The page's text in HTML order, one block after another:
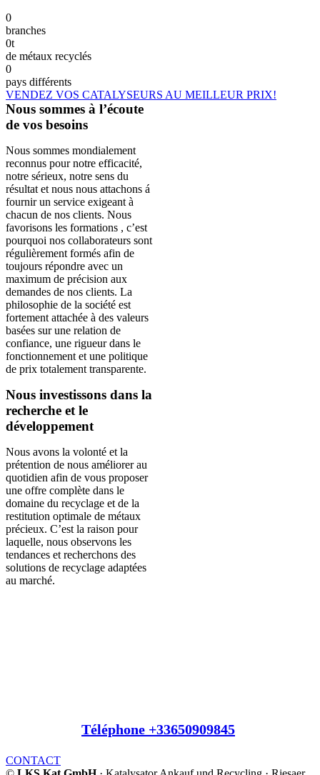
0
branches
0t
de métaux recyclés
0
pays différents
VENDEZ VOS CATALYSEURS AU MEILLEUR PRIX!
Nous sommes à l’écoute
de vos besoins
Nous sommes mondialement
reconnus pour notre efficacité,
notre sérieux, notre sens du
résultat et nous nous attachons á
fournir un service exigeant à
chacun de nos clients. Nous
favorisons les formations , c’est
pourquoi nos collaborateurs sont
régulièrement formés afin de
toujours répondre avec un
maximum de précision aux
demandes de nos clients. La
philosophie de la société est
fortement attachée à des valeurs
basées sur une relation de
confiance, une rigueur dans le
fonctionnement et une politique
de prix totalement transparente.
Nous investissons dans la
recherche et le
développement
Nous avons la volonté et la
prétention de nous améliorer au
quotidien afin de vous proposer
une offre complète dans le
domaine du recyclage et de la
restitution optimale de métaux
précieux. C’est la raison pour
laquelle, nous observons les
tendances et recherchons des
solutions de recyclage adaptées
au marché.
Téléphone +33650909845
CONTACT